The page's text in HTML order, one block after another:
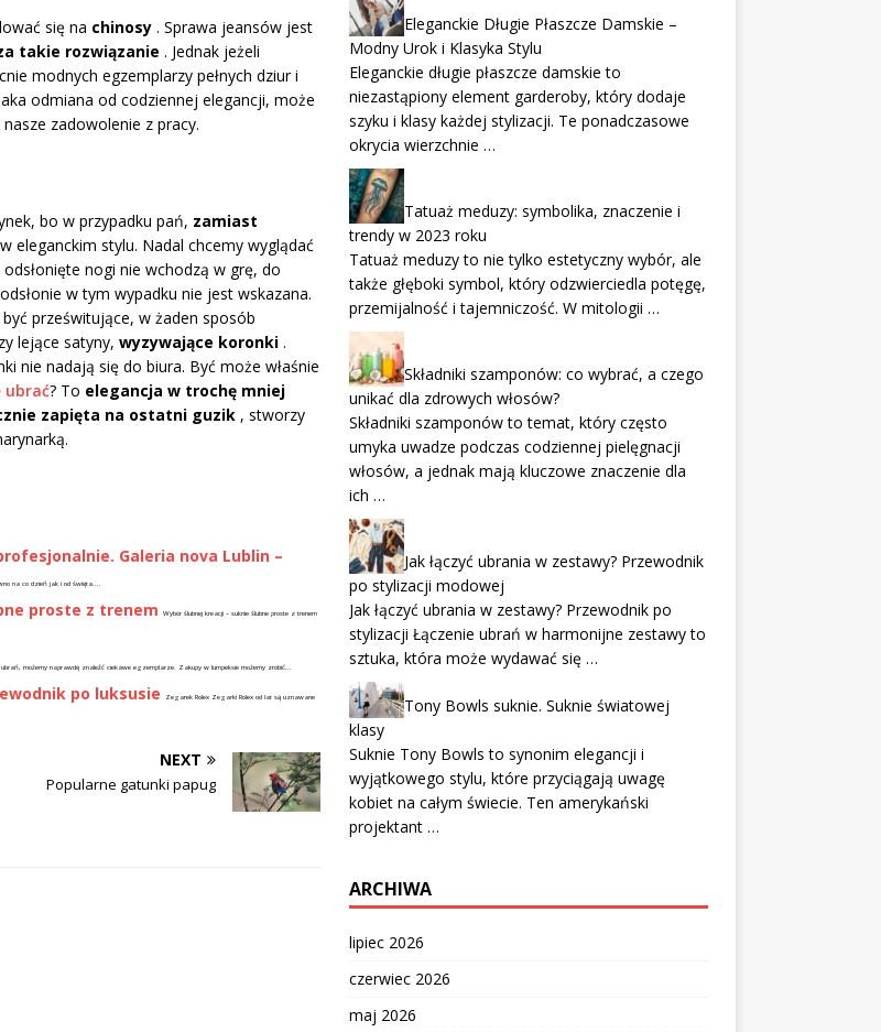
się na chinosy . Sprawa jeansów jest
takie rozwiązanie . Jednak jeżeli
modnych egzemplarzy pełnych dziur i
odmiana od codziennej elegancji, może
zadowolenie z pracy.
bo w przypadku pań, zamiast
eleganckim stylu. Nadal chcemy wyglądać
nogi nie wchodzą w grę, do
w tym wypadku nie jest wskazana.
prześwitujące, w żaden sposób
lejące satyny, wyzywające koronki .
nie nadają się do biura. Być może właśnie
ubrać? To elegancja w trochę mniej
zapięta na ostatni guzik , stworzy
Galeria nova Lublin –
na co dzień jak i od święta....
proste z trenem Wybór ślubnej kreacji – suknie ślubne proste z trenem
możemy naprawdę znaleźć ciekawe egzemplarze. Zakupy w lumpeksie możemy zrobić...
po luksusie Zegarek Rolex Zegarki Rolex od lat są uznawane
NEXT
Popularne gatunki papug
Eleganckie Długie Płaszcze Damskie –
Modny Urok i Klasyka Stylu
Eleganckie długie płaszcze damskie to
niezastąpiony element garderoby, który dodaje
szyku i klasy każdej stylizacji. Te ponadczasowe
okrycia wierzchnie …
Tatuaż meduzy: symbolika, znaczenie i
trendy w 2023 roku
Tatuaż meduzy to nie tylko estetyczny wybór, ale
także głęboki symbol, który odzwierciedla potęgę,
przemijalność i tajemniczość. W mitologii …
Składniki szamponów: co wybrać, a czego
unikać dla zdrowych włosów?
Składniki szamponów to temat, który często
umyka uwadze podczas codziennej pielęgnacji
włosów, a jednak mają kluczowe znaczenie dla
ich …
Jak łączyć ubrania w zestawy? Przewodnik
po stylizacji modowej
Jak łączyć ubrania w zestawy? Przewodnik po
stylizacji Łączenie ubrań w harmonijne zestawy to
sztuka, która może wydawać się …
Tony Bowls suknie. Suknie światowej
klasy
Suknie Tony Bowls to synonim elegancji i
wyjątkowego stylu, które przyciągają uwagę
kobiet na całym świecie. Ten amerykański
projektant …
ARCHIWA
lipiec 2026
czerwiec 2026
maj 2026